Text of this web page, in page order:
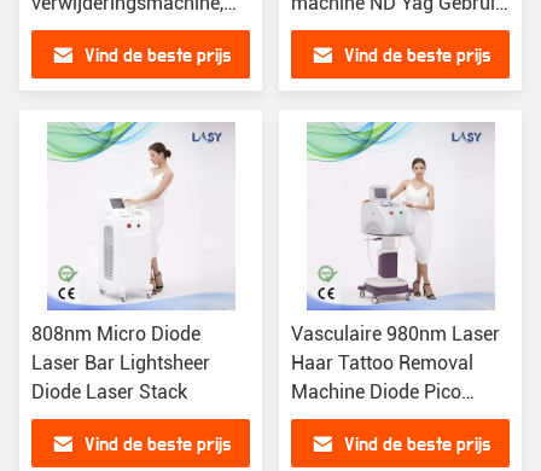
Salon Nd Yag tatoeage
verwijderingsmachine
Vind de beste prijs
voor arts speelgoed
Vind de beste prijs
808nm Micro Diode
Laser Bar Lightsheer
Diode Laser Stack
Vind de beste prijs
Vasculaire 980nm Laser
Haar Tattoo Removal
Machine Diode Pico
Laser Machine
Vind de beste prijs